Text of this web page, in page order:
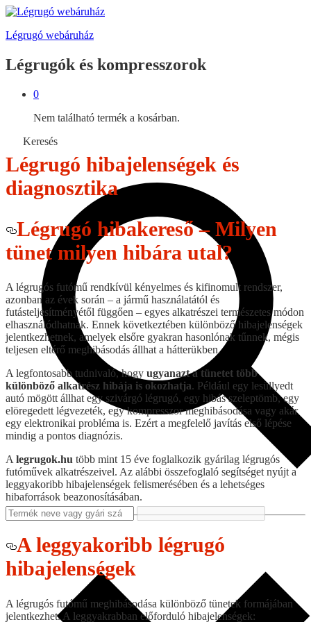
Légrugó webáruház
Légrugók és kompresszorok
0
Nem található termék a kosárban.
Keresés
Légrugó hibajelenségek és
diagnosztika
Légrugó hibakereső – Milyen
tünet milyen hibára utal?
A légrugós futómű rendkívül kényelmes és kifinomult rendszer,
azonban az évek során – a jármű használatától és
futásteljesítményétől függően – egyes alkatrészei természetes módon
elhasználódhatnak. Ennek következtében különböző hibajelenségek
jelentkezhetnek, amelyek elsőre gyakran hasonlónak tűnnek, mégis
teljesen eltérő meghibásodás állhat a hátterükben.
A legfontosabb tudnivaló, hogy ugyanazt a tünetet több
különböző alkatrész hibája is okozhatja. Például egy lesüllyedt
autó mögött állhat egy szivárgó légrugó, egy hibás szeleptömb, egy
elöregedett légvezeték, egy kompresszor meghibásodása vagy akár
egy elektronikai probléma is. Ezért a megfelelő javítás első lépése
mindig a pontos diagnózis.
Alegrugok.hu több mint 15 éve foglalkozik gyárilag légrugós
futóművek alkatrészeivel. Az alábbi összefoglaló segítséget nyújt a
leggyakoribb hibajelenségek felismerésében és a lehetséges
hibaforrások beazonosításában.
A leggyakoribb légrugó
hibajelenségek
A légrugós futómű meghibásodása különböző tünetek formájában
jelentkezhet. A leggyakrabban előforduló hibajelenségek: